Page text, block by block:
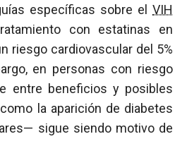
específicas sobre el VIH
con estatinas en
riesgo cardiovascular del 5%
en personas con riesgo
entre beneficios y posibles
la aparición de diabetes
sigue siendo motivo de